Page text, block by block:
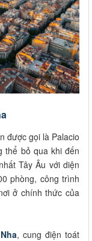
được gọi là Palacio
thể bỏ qua khi đến
Tây Âu với diện
phòng, công trình
ở chính thức của
, cung điện toát